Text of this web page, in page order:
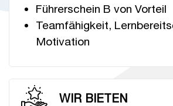
Führerschein B von Vorteil
Teamfähigkeit,
Motivation
WIR BIETEN